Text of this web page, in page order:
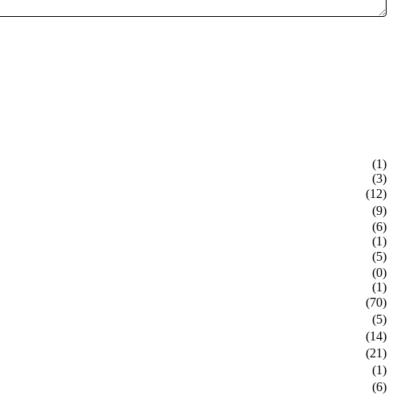
(1)
(3)
(12)
(9)
(6)
(1)
(5)
(0)
(1)
(70)
(5)
(14)
(21)
(1)
(6)